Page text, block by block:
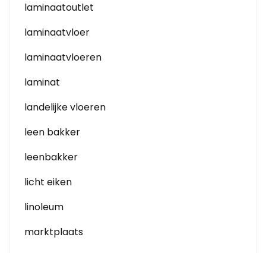
laminaatoutlet
laminaatvloer
laminaatvloeren
laminat
landelijke vloeren
leen bakker
leenbakker
licht eiken
linoleum
marktplaats